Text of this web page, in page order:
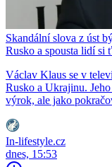
Skandální slova z úst
Rusko a spousta lidí si
Václav Klaus se v
Rusko a Ukrajinu.
výrok, ale jako
In-lifestyle.cz
dnes, 15:53